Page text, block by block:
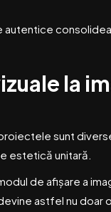
autentice
la
sunt
estetică unitară.
de afișare a
astfel nu doar